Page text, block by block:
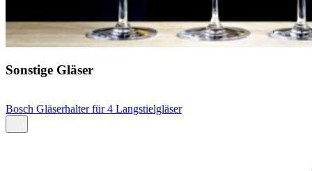
Sonstige Gläser
Bosch Gläserhalter für 4 Langstielgläser